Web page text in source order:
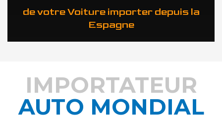
de votre Voiture importer depuis la
Espagne
DÉCOUVREZ COMMENT
IMPORTATEUR
AUTO MONDIAL